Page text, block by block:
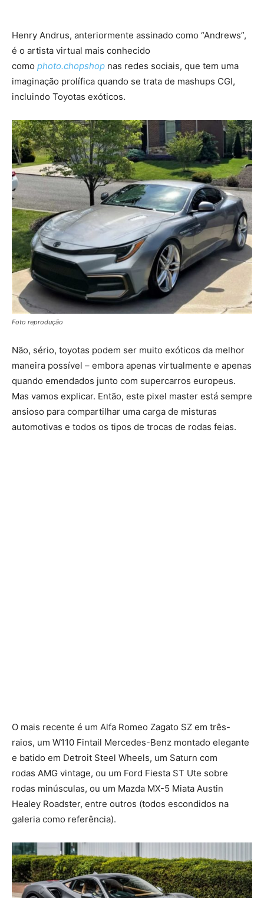
Henry Andrus, anteriormente assinado como “Andrews”,
é o artista virtual mais conhecido
como photo.chopshop nas redes sociais, que tem uma
imaginação prolífica quando se trata de mashups CGI,
incluindo Toyotas exóticos.
Foto reprodução
Não, sério, toyotas podem ser muito exóticos da melhor
maneira possível – embora apenas virtualmente e apenas
quando emendados junto com supercarros europeus.
Mas vamos explicar. Então, este pixel master está sempre
ansioso para compartilhar uma carga de misturas
automotivas e todos os tipos de trocas de rodas feias.
O mais recente é um Alfa Romeo Zagato SZ em três-
raios, um W110 Fintail Mercedes-Benz montado elegante
e batido em Detroit Steel Wheels, um Saturn com
rodas AMG vintage, ou um Ford Fiesta ST Ute sobre
rodas minúsculas, ou um Mazda MX-5 Miata Austin
Healey Roadster, entre outros (todos escondidos na
galeria como referência).